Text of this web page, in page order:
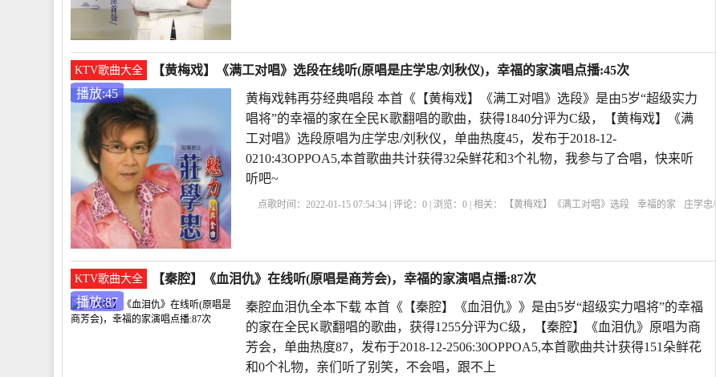
KTV歌曲大全
【黄梅戏】《满工对唱》选段在线听(原唱是庄学忠/刘秋仪)，幸福的家演唱点播:45次
播放:45
黄梅戏韩再芬经典唱段 本首《【黄梅戏】《满工对唱》选段》是由5岁“超级实力
唱将”的幸福的家在全民K歌翻唱的歌曲，获得1840分评为C级，【黄梅戏】《满
工对唱》选段原唱为庄学忠/刘秋仪，单曲热度45，发布于2018-12-
0210:43OPPOA5,本首歌曲共计获得32朵鲜花和3个礼物，我参与了合唱，快来听
听吧~
点歌时间：2022-01-15 07:54:34 | 评论：0 | 浏览：0 | 相关： 【黄梅戏】《满工对唱》选段 幸福的家
庄学忠/
KTV歌曲大全
【秦腔】《血泪仇》在线听(原唱是商芳会)，幸福的家演唱点播:87次
播放:87
秦腔血泪仇全本下载 本首《【秦腔】《血泪仇》》是由5岁“超级实力唱将”的幸福
的家在全民K歌翻唱的歌曲，获得1255分评为C级，【秦腔】《血泪仇》原唱为商
芳会，单曲热度87，发布于2018-12-2506:30OPPOA5,本首歌曲共计获得151朵鲜花
和0个礼物，亲们听了别笑，不会唱，跟不上